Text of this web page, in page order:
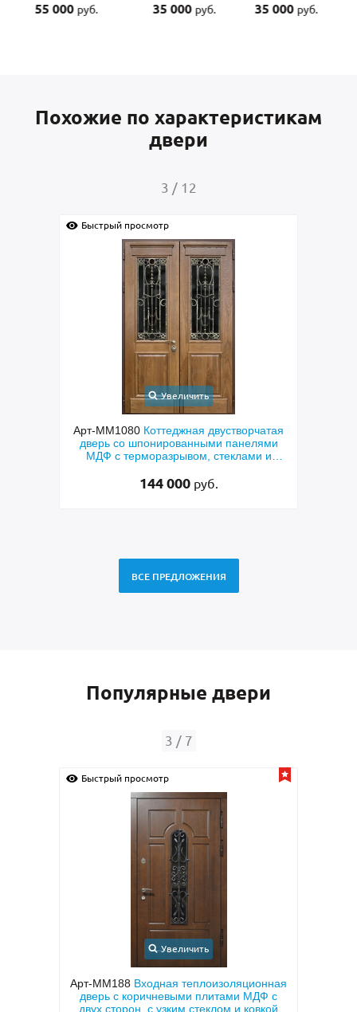
55 000 руб. 35 000 руб. 35 000 руб.
Похожие по характеристикам
двери
3 / 12
Быстрый просмотр
Увеличить
Арт-ММ1080 Коттеджная двустворчатая
дверь со шпонированными панелями
МДФ с терморазрывом, стеклами и
144 000 руб.
ВСЕ ПРЕДЛОЖЕНИЯ
Популярные двери
3 / 7
Быстрый просмотр
Увеличить
Арт-ММ188 Входная теплоизоляционная
дверь с коричневыми плитами МДФ с
двух сторон, с узким стеклом и ковкой